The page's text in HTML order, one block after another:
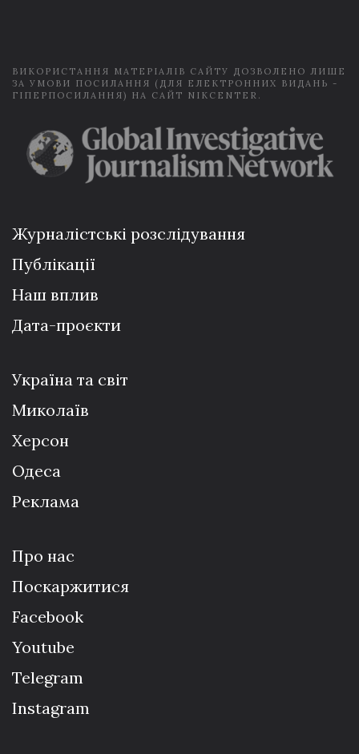
ВИКОРИСТАННЯ МАТЕРІАЛІВ САЙТУ ДОЗВОЛЕНО ЛИШЕ
ЗА УМОВИ ПОСИЛАННЯ (ДЛЯ ЕЛЕКТРОННИХ ВИДАНЬ -
ГІПЕРПОСИЛАННЯ) НА САЙТ NIKCENTER.
Журналістські розслідування
Публікації
Наш вплив
Дата-проєкти
Україна та світ
Миколаїв
Херсон
Одеса
Реклама
Про нас
Поскаржитися
Facebook
Youtube
Telegram
Instagram